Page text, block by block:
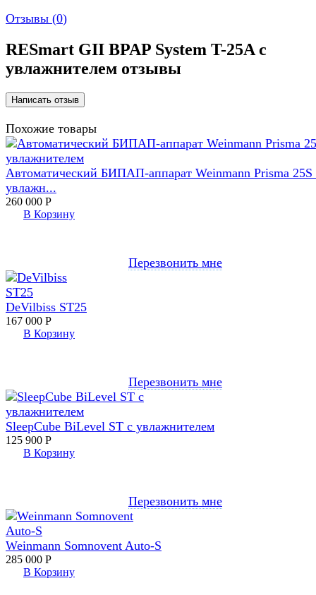
Отзывы (0)
RESmart GII BPAP System T-25A с
увлажнителем отзывы
Похожие товары
Автоматический БИПАП-аппарат Weinmann Prisma 25S
увлажн...
260 000 Р
В Корзину
Перезвонить мне
DeVilbiss ST25
167 000 Р
В Корзину
Перезвонить мне
SleepCube BiLevel ST с увлажнителем
125 900 Р
В Корзину
Перезвонить мне
Weinmann Somnovent Auto-S
285 000 Р
В Корзину